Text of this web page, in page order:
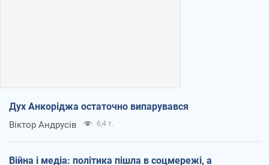
Дух Анкоріджа остаточно випарувався
Віктор Андрусів 6,4 т.
Війна і медіа: політика пішла в соцмережі, а